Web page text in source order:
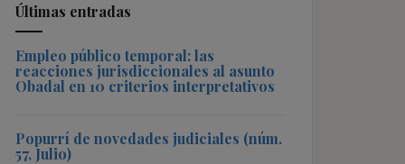
Últimas entradas
Empleo público temporal: las
reacciones jurisdiccionales al asunto
Obadal en 10 criterios interpretativos
Popurrí de novedades judiciales (núm.
57, Julio)